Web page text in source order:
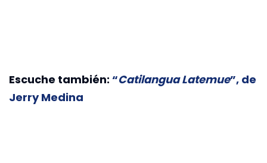
Escuche también: “Catilangua Latemue”, de
Jerry Medina